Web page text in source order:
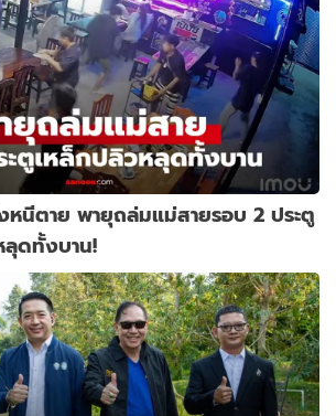
งหนีตาย พายุถล่มแม่สายรอบ 2 ประตู
ลุดทั้งบาน!